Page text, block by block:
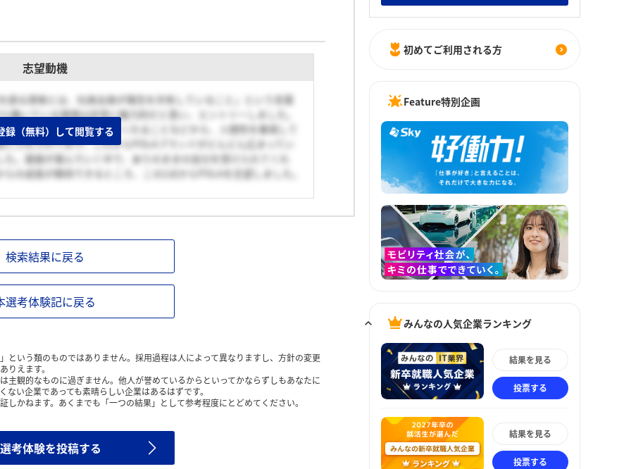
志望動機
語る資格とは、社員全員が理念を共有していること」という言葉
いている環境は非常に魅力的だと思い、エントリーしました。
1対1で個人面接をしてくれることなどから、人間性を重視して
力を入れており、これからPOLAブランドがどんどん広まってい
。面接が進んでいく中で、ありのままの自分を受け入れてくれ
の成長が期待できるところ、この2点からPOLAを志望しました。
録（無料）して閲覧する
検索結果に戻る
選考体験記に戻る
という類のものではありません。採用過程は人によって異なりますし、方針の変更
りえます。
主観的なものに過ぎません。他人が誉めているからといってかならずしもあなたに
い企業であっても素晴らしい企業はあるはずです。
かねます。あくまでも「一つの結果」として参考程度にとどめてください。
考体験を投稿する
初めてご利用される方
Feature特別企画
みんなの人気企業ランキング
結果を見る
投票する
結果を見る
投票する